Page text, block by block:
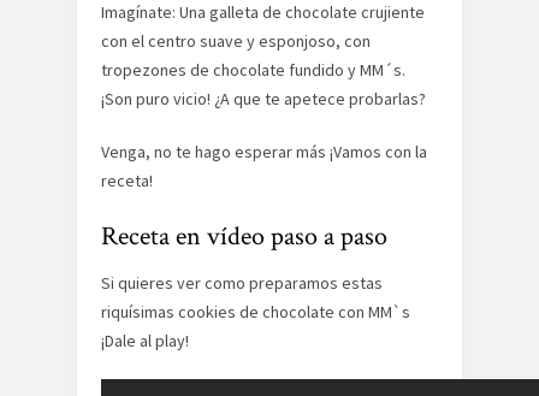
Imagínate: Una galleta de chocolate crujiente
con el centro suave y esponjoso, con
tropezones de chocolate fundido y MM´s.
¡Son puro vicio! ¿A que te apetece probarlas?
Venga, no te hago esperar más ¡Vamos con la
receta!
Receta en vídeo paso a paso
Si quieres ver como preparamos estas
riquísimas cookies de chocolate con MM`s
¡Dale al play!